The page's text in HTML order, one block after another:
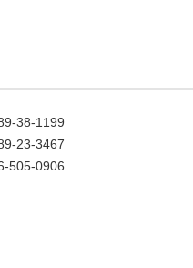
38-1199
23-3467
505-0906